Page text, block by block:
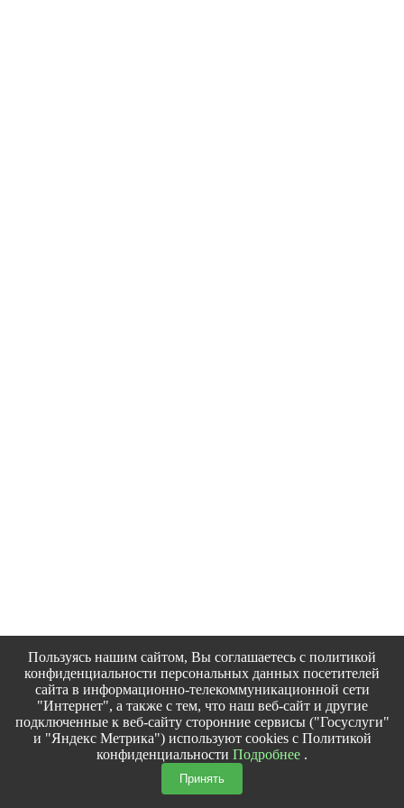
Пользуясь нашим сайтом, Вы соглашаетесь с политикой
конфиденциальности персональных данных посетителей
сайта в информационно-телекоммуникационной сети
"Интернет", а также с тем, что наш веб-сайт и другие
подключенные к веб-сайту сторонние сервисы ("Госуслуги"
и "Яндекс Метрика") используют cookies с Политикой
конфиденциальности Подробнее .
Принять